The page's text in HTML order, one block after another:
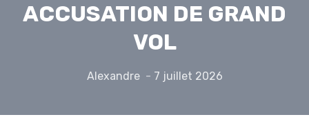
ACCUSATION DE GRAND
VOL
Alexandre 7 juillet 2026